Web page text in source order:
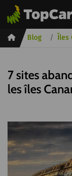
InicioBlog Îles
7 sites
les îles